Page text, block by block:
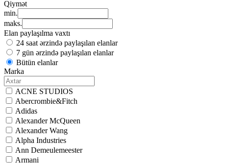
Qiymət
min.
maks.
Elan paylaşılma vaxtı
24 saat ərzində paylaşılan elanlar
7 gün ərzində paylaşılan elanlar
Bütün elanlar
Marka
ACNE STUDIOS
Abercrombie&Fitch
Adidas
Alexander McQueen
Alexander Wang
Alpha Industries
Ann Demeulemeester
Armani